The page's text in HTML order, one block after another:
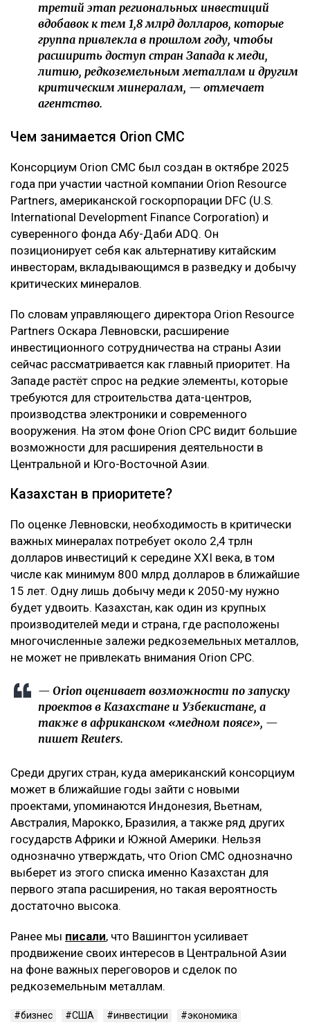
третий этап региональных инвестиций
вдобавок к тем 1,8 млрд долларов, которые
группа привлекла в прошлом году, чтобы
расширить доступ стран Запада к меди,
литию, редкоземельным металлам и другим
критическим минералам, — отмечает
агентство.
Чем занимается Orion CMC
Консорциум Orion CMC был создан в октябре 2025
года при участии частной компании Orion Resource
Partners, американской госкорпорации DFC (U.S.
International Development Finance Corporation) и
суверенного фонда Абу-Даби ADQ. Он
позиционирует себя как альтернативу китайским
инвесторам, вкладывающимся в разведку и добычу
критических минералов.
По словам управляющего директора Orion Resource
Partners Оскара Левновски, расширение
инвестиционного сотрудничества на страны Азии
сейчас рассматривается как главный приоритет. На
Западе растёт спрос на редкие элементы, которые
требуются для строительства дата-центров,
производства электроники и современного
вооружения. На этом фоне Orion CPC видит большие
возможности для расширения деятельности в
Центральной и Юго-Восточной Азии.
Казахстан в приоритете?
По оценке Левновски, необходимость в критически
важных минералах потребует около 2,4 трлн
долларов инвестиций к середине XXI века, в том
числе как минимум 800 млрд долларов в ближайшие
15 лет. Одну лишь добычу меди к 2050-му нужно
будет удвоить. Казахстан, как один из крупных
производителей меди и страна, где расположены
многочисленные залежи редкоземельных металлов,
не может не привлекать внимания Orion CPC.
— Orion оценивает возможности по запуску
проектов в Казахстане и Узбекистане, а
также в африканском «медном поясе», —
пишет Reuters.
Среди других стран, куда американский консорциум
может в ближайшие годы зайти с новыми
проектами, упоминаются Индонезия, Вьетнам,
Австралия, Марокко, Бразилия, а также ряд других
государств Африки и Южной Америки. Нельзя
однозначно утверждать, что Orion CMC однозначно
выберет из этого списка именно Казахстан для
первого этапа расширения, но такая вероятность
достаточно высока.
Ранее мы писали, что Вашингтон усиливает
продвижение своих интересов в Центральной Азии
на фоне важных переговоров и сделок по
редкоземельным металлам.
бизнес США инвестиции экономика